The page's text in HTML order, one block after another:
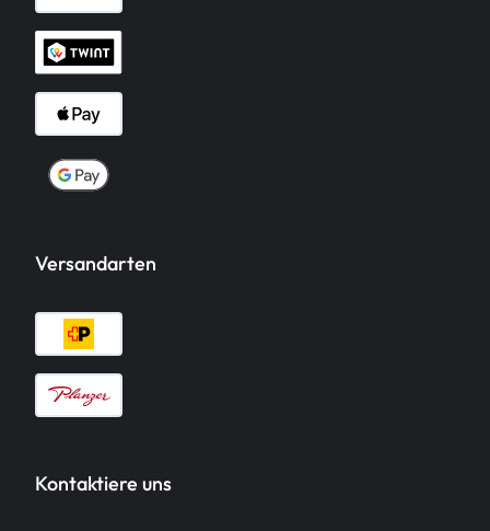
Versandarten
Kontaktiere uns